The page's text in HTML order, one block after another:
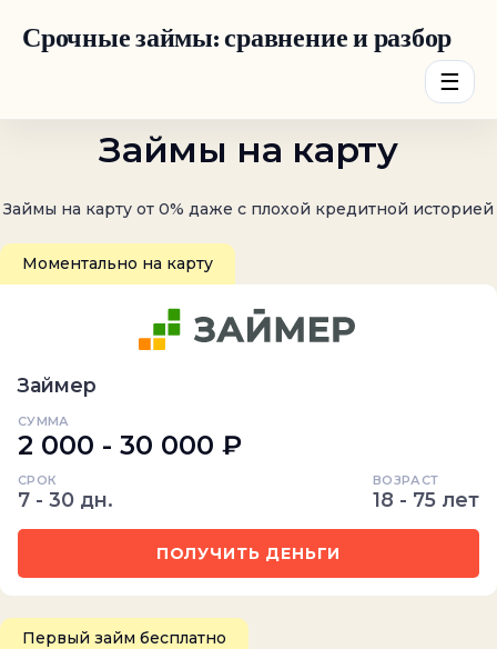
Срочные займы: сравнение и разбор
☰
Займы на карту
Займы на карту от 0% даже с плохой кредитной историей
Моментально на карту
Займер
СУММА
2 000 - 30 000 ₽
СРОК
7 - 30 дн.
ВОЗРАСТ
18 - 75 лет
ПОЛУЧИТЬ ДЕНЬГИ
Первый займ бесплатно